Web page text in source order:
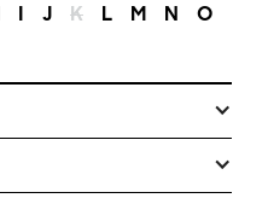
I J K L M N O